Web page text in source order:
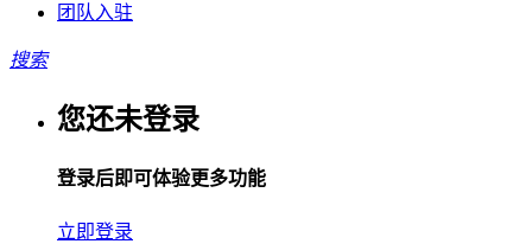
团队入驻
搜索
您还未登录
登录后即可体验更多功能
立即登录